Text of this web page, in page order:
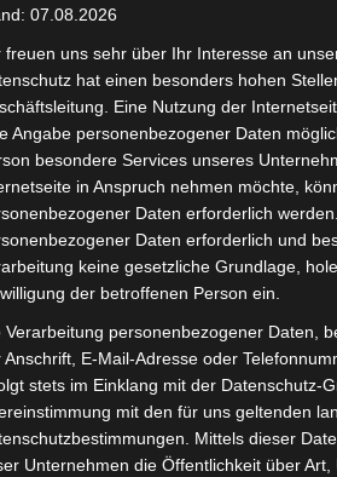
vorbehalten.
07.08.2026
freuen uns sehr über Ihr Interesse an
hat einen besonders hohen
Eine Nutzung der
Angabe personenbezogener Daten
besondere Services unseres
in Anspruch nehmen möchte,
Daten erforderlich
Daten erforderlich und
keine gesetzliche Grundlage,
der betroffenen Person ein.
Verarbeitung personenbezogener Daten,
Anschrift, E-Mail-Adresse oder
stets im Einklang mit der Datenschutz-
mit den für uns geltenden
Mittels dieser
Unternehmen die Öffentlichkeit über